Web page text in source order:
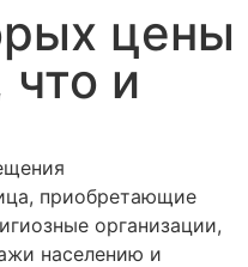
цены
и
приобретающие
организации,
населению и